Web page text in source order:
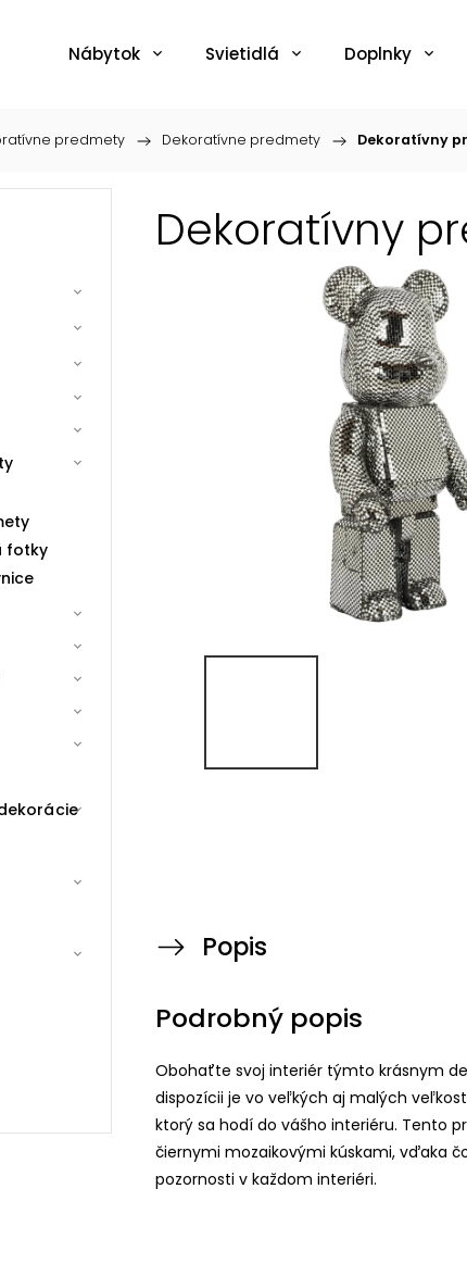
Nábytok Svietidlá Doplnky
predmety / Dekoratívne predmety / Dekoratívny
fotky
Dekoratívny
Popis
Podrobný popis
Obohaťte svoj interiér týmto krásnym
dispozícii je vo veľkých aj malých
ktorý sa hodí do vášho interiéru. Tento
čiernymi mozaikovými kúskami, vďaka
pozornosti v každom interiéri.